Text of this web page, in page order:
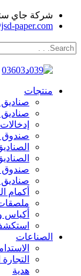
شركة جاي
paper.com
منتجات
صناديق
صندوق
صندوق
صناديق
أكمام
أكياس
الصناعات
هدية